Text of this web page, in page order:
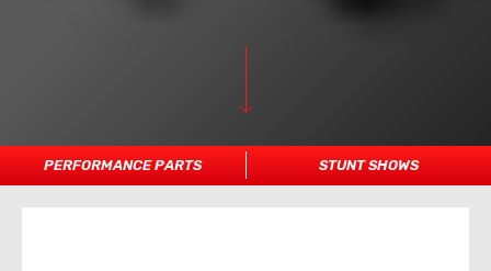
PERFORMANCE PARTS STUNT SHOWS